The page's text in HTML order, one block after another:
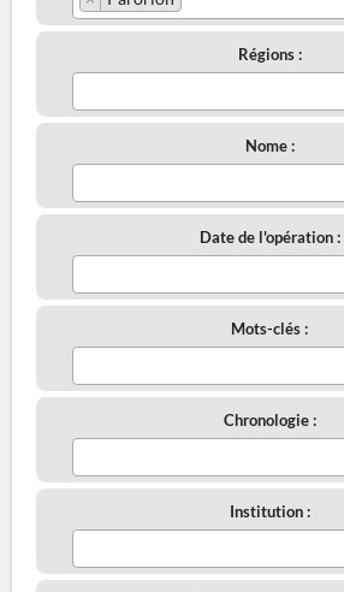
Régions :
Nome :
Date de l'opération :
Mots-clés :
Chronologie :
Institution :